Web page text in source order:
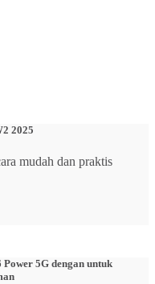
2025
mudah dan praktis
5G dengan untuk